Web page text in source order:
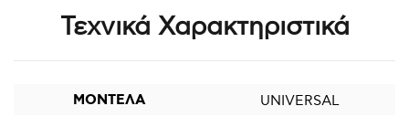
Τεχνικά Χαρακτηριστικά
ΜΟΝΤΕΛΑ UNIVERSAL